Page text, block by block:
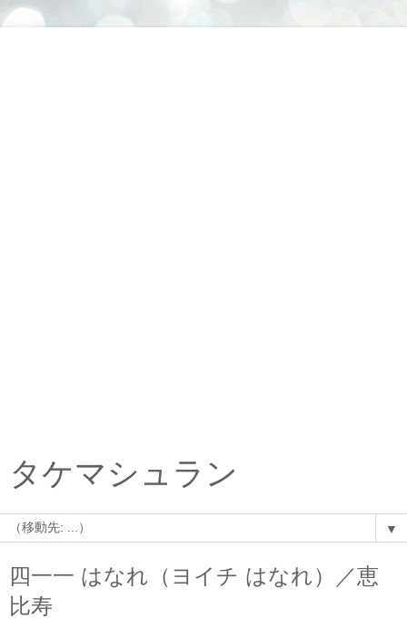
タケマシュラン
▼
四一一 はなれ（ヨイチ はなれ）／恵
比寿